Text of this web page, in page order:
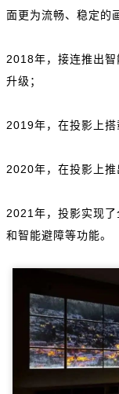
面更为流畅、稳定的
2018年，接连推出
升级；
2019年，在投影上搭
2020年，在投影上推
2021年，投影实现
和智能避障等功能。